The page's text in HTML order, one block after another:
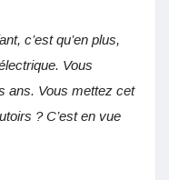
c’est qu’en plus,
Vous
ans. Vous mettez cet
? C’est en vue